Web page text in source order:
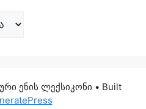
ენის ლექსიკონი • Built